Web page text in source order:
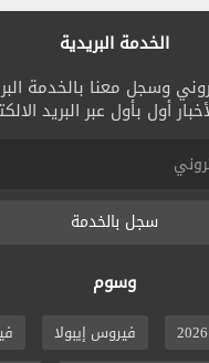
الخدمة البريدية
وسجل معنا بالخدمة
أول بأول عبر البريد
سجل بالخدمة
وسوم
فيروس إيبولا